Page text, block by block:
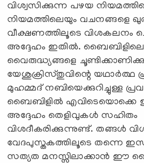
വിശ്വസിക്കുന്ന പഴയ
നിയമത്തിലെയും വചനങ്ങളെ
വീക്ഷണത്തിലൂടെ വിശകലനം
അദ്ദേഹം ഇതിൽ. ബൈബിളിലെ
വൈരുദ്ധ്യങ്ങളെ
യേശുക്രിസ്തുവിന്റെ
മുഹമ്മദ് നബിയെക്കുറിച്ചുള്ള
ബൈബിളിൽ എവിടെയൊക്കെ
അദ്ദേഹം തെളിവുകൾ സഹിതം
വിശദീകരിക്കുന്നുണ്ട്. തങ്ങൾ
വേദപുസ്തകത്തിലൂടെ തന്നെ
സത്യത മനസ്സിലാക്കാൻ ഈ